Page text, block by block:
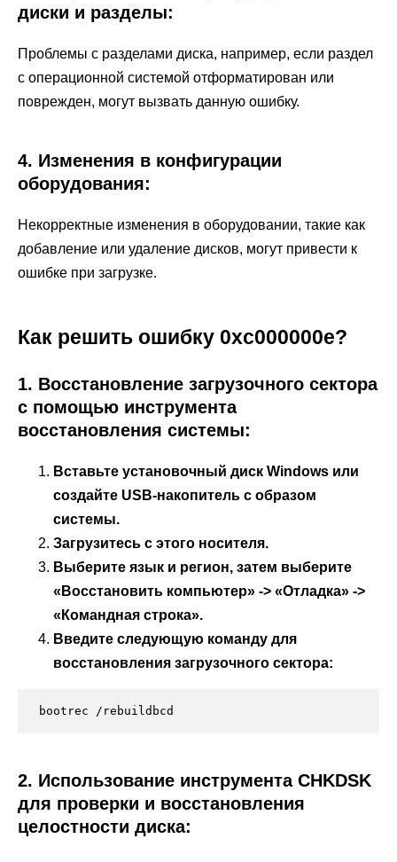
диски и разделы:
Проблемы с разделами диска, например, если раздел
с операционной системой отформатирован или
поврежден, могут вызвать данную ошибку.
4. Изменения в конфигурации
оборудования:
Некорректные изменения в оборудовании, такие как
добавление или удаление дисков, могут привести к
ошибке при загрузке.
Как решить ошибку 0xc000000e?
1. Восстановление загрузочного сектора
с помощью инструмента
восстановления системы:
Вставьте установочный диск Windows или
создайте USB-накопитель с образом
системы.
Загрузитесь с этого носителя.
Выберите язык и регион, затем выберите
«Восстановить компьютер» -> «Отладка» ->
«Командная строка».
Введите следующую команду для
восстановления загрузочного сектора:
2. Использование инструмента CHKDSK
для проверки и восстановления
целостности диска: